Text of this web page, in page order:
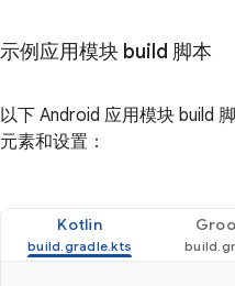
示例应用模块 build 脚本
以下 Android 应用模块 build
元素和设置：
Kotlin